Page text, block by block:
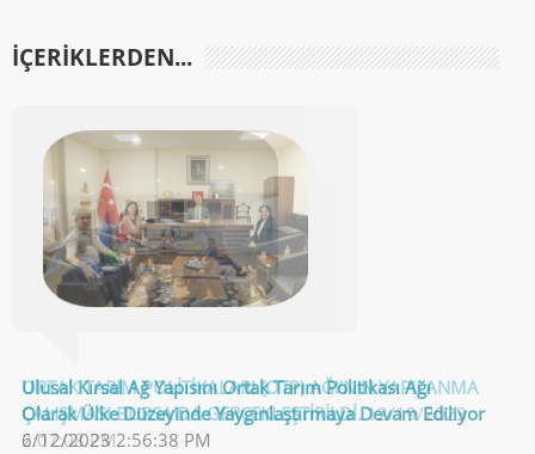
İÇERIKLERDEN...
Ulusal Kırsal Ağ Yapısını Ortak Tarım Politikası Ağı
Olarak Ülke Düzeyinde Yaygınlaştırmaya Devam Ediliyor
6/12/2023 2:56:38 PM
ORTAK TARIM POLİTİKALARI (OTP) AĞI’NIN YAPILANMA
ÇALIŞMASI BURSA’DA GERÇEKLEŞTİRİLDİ.12/19/2023
2:07:08 PM